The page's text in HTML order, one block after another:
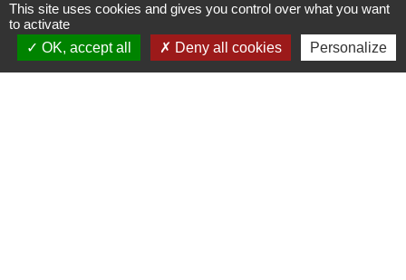
Liens
This site uses cookies and gives you control over what you want
to activate
OK, accept all
Deny all cookies Personalize